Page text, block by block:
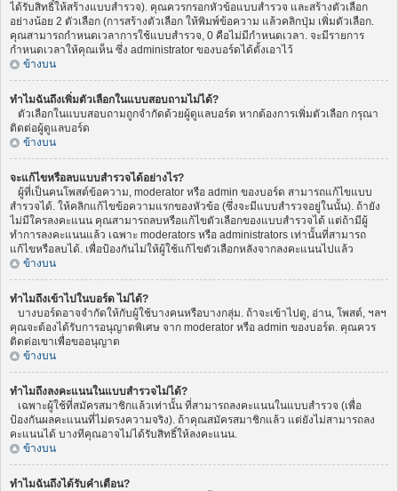
ได้รับสิทธิ์ให้สร้างแบบสำรวจ). คุณควรกรอกหัวข้อแบบสำรวจ และสร้างตัวเลือก
อย่างน้อย 2 ตัวเลือก (การสร้างตัวเลือก ให้พิมพ์ข้อความ แล้วคลิกปุ่ม เพิ่มตัวเลือก.
คุณสามารถกำหนดเวลาการใช้แบบสำรวจ, 0 คือไม่มีกำหนดเวลา. จะมีรายการ
กำหนดเวลาให้คุณเห็น ซึ่ง administrator ของบอร์ดได้ตั้งเอาไว้
ข้างบน
ทำไมฉันถึงเพิ่มตัวเลือกในแบบสอบถามไม่ได้?
ตัวเลือกในแบบสอบถามถูกจำกัดด้วยผู้ดูแลบอร์ด หากต้องการเพิ่มตัวเลือก กรุณา
ติดต่อผู้ดูแลบอร์ด
ข้างบน
จะแก้ไขหรือลบแบบสำรวจได้อย่างไร?
ผู้ที่เป็นคนโพสต์ข้อความ, moderator หรือ admin ของบอร์ด สามารถแก้ไขแบบ
สำรวจได้. ให้คลิกแก้ไขข้อความแรกของหัวข้อ (ซึ่งจะมีแบบสำรวจอยู่ในนั้น). ถ้ายัง
ไม่มีใครลงคะแนน คุณสามารถลบหรือแก้ไขตัวเลือกของแบบสำรวจได้ แต่ถ้ามีผู้
ทำการลงคะแนนแล้ว เฉพาะ moderators หรือ administrators เท่านั้นที่สามารถ
แก้ไขหรือลบได้. เพื่อป้องกันไม่ให้ผู้ใช้แก้ไขตัวเลือกหลังจากลงคะแนนไปแล้ว
ข้างบน
ทำไมถึงเข้าไปในบอร์ด ไม่ได้?
บางบอร์ดอาจจำกัดให้กับผู้ใช้บางคนหรือบางกลุ่ม. ถ้าจะเข้าไปดู, อ่าน, โพสต์, ฯลฯ
คุณจะต้องได้รับการอนุญาตพิเศษ จาก moderator หรือ admin ของบอร์ด. คุณควร
ติดต่อเขาเพื่อขออนุญาต
ข้างบน
ทำไมถึงลงคะแนนในแบบสำรวจไม่ได้?
เฉพาะผู้ใช้ที่สมัครสมาชิกแล้วเท่านั้น ที่สามารถลงคะแนนในแบบสำรวจ (เพื่อ
ป้องกันผลคะแนนที่ไม่ตรงความจริง). ถ้าคุณสมัครสมาชิกแล้ว แต่ยังไม่สามารถลง
คะแนนได้ บางทีคุณอาจไม่ได้รับสิทธิ์ให้ลงคะแนน.
ข้างบน
ทำไมฉันถึงได้รับคำเตือน?